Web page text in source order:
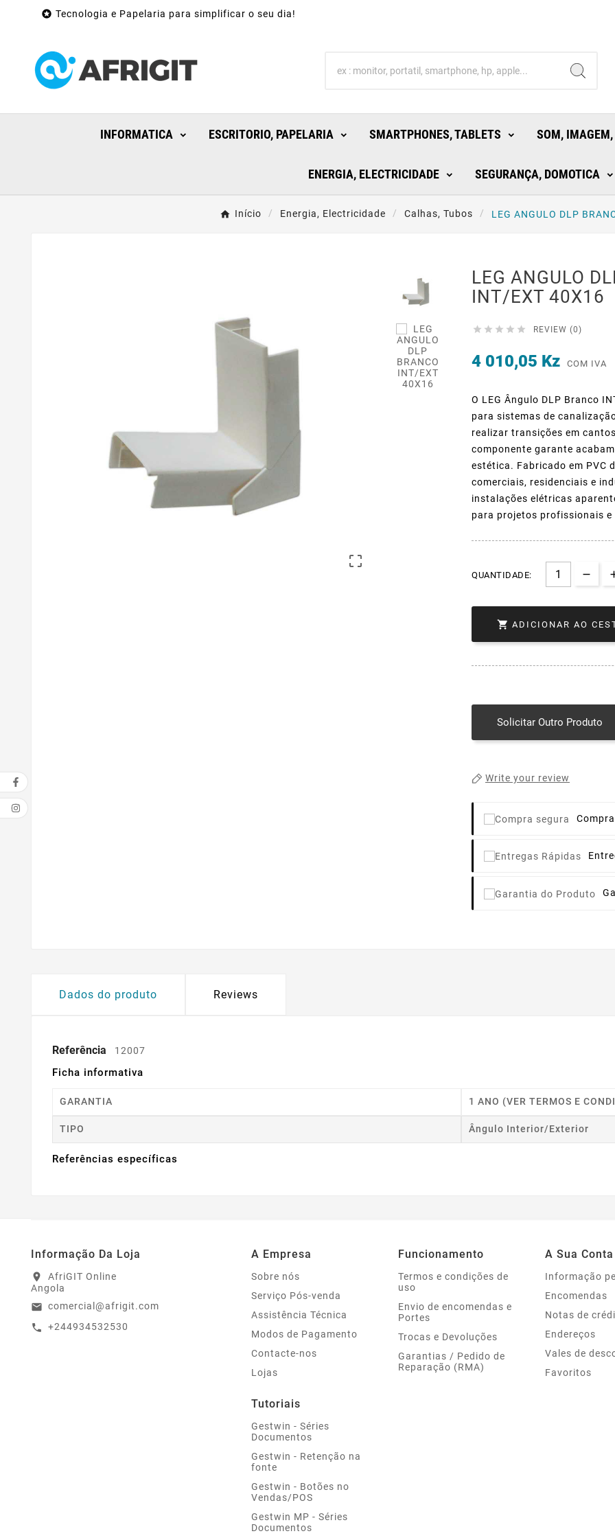
 Tecnologia e Papelaria para simplificar o seu dia!
INFORMATICA ESCRITORIO, PAPELARIA SMARTPHONES, TABLETS SOM,
ENERGIA, ELECTRICIDADE SEGURANÇA, DOMOTICA
Início Energia, Electricidade Calhas, Tubos LEG ANGULO DLP

LEG ANGULO
INT/EXT 40X16
     REVIEW (0)
4 010,05 Kz COM IVA
O LEG Ângulo DLP Branco
para sistemas de
realizar transições em
componente garante
estética. Fabricado em PVC
comerciais, residenciais e
instalações elétricas
para projetos profissionais e
QUANTIDADE:
 ADICIONAR AO
Solicitar Outro Produto
Write your review
Dados do produto Reviews
Referência 12007
Ficha informativa
GARANTIA 1 ANO (VER TERMOS E
TIPO Ângulo Interior/exterior
Referências específicas
Informação Da Loja
location_on
AfriGIT Online
Angola
email comercial@afrigit.com
call +244934532530
A Empresa
Sobre nós
Serviço Pós-venda
Assistência Técnica
Modos de Pagamento
Contacte-nos
Lojas
Tutoriais
Gestwin - Séries
Documentos
Gestwin - Retenção na
fonte
Gestwin - Botões no
Vendas/POS
Gestwin MP - Séries
Documentos
Funcionamento
Termos e condições de
uso
Envio de encomendas e
Portes
Trocas e Devoluções
Garantias / Pedido de
Reparação (RMA)
A Sua Conta
Informação
Encomendas
Notas de
Endereços
Vales de
Favoritos